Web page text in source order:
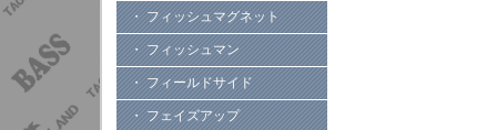
・ フィッシュマグネット
・ フィッシュマン
・ フィールドサイド
・ フェイズアップ